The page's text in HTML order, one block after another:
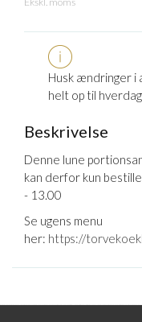
Husk ændringer i
helt op til
Beskrivelse
Denne lune
kan derfor kun
- 13.00
Se ugens menu
her: https://